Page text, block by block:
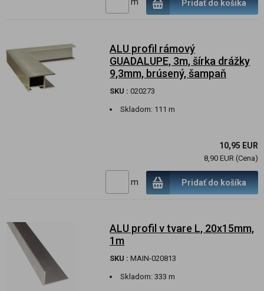
m Pridať do košíka
ALU profil rámový
GUADALUPE, 3m, šírka drážky
9,3mm, brúsený, šampaň
SKU : 020273
Skladom: 111 m
10,95 EUR
8,90 EUR (Cena)
m Pridať do košíka
ALU profil v tvare L, 20x15mm,
1m
SKU : MAIN-020813
Skladom:333 m